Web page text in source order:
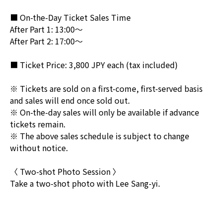
■ On-the-Day Ticket Sales Time
After Part 1: 13:00～
After Part 2: 17:00～
■ Ticket Price: 3,800 JPY each (tax included)
※ Tickets are sold on a first-come, first-served basis
and sales will end once sold out.
※ On-the-day sales will only be available if advance
tickets remain.
※ The above sales schedule is subject to change
without notice.
〈 Two-shot Photo Session 〉
Take a two-shot photo with Lee Sang-yi.